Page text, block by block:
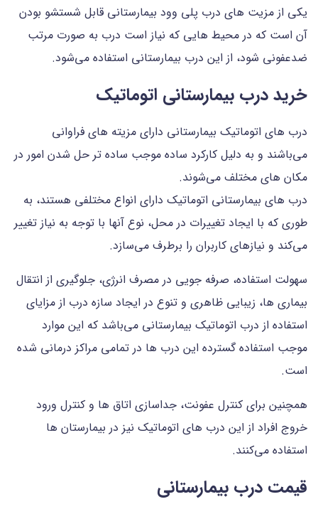
یکی از مزیت های درب پلی وود بیمارستانی قابل شستشو بودن
آن است که در محیط هایی که نیاز است درب به صورت مرتب
ضدعفونی شود، از این درب بیمارستانی استفاده می‌شود.
خرید درب بیمارستانی اتوماتیک
درب های اتوماتیک بیمارستانی دارای مزیته های فراوانی
می‌باشند و به دلیل کارکرد ساده موجب ساده تر حل شدن امور در
مکان های مختلف می‌شوند.
درب های بیمارستانی اتوماتیک دارای انواع مختلفی هستند، به
طوری که با ایجاد تغییرات در محل، نوع آنها با توجه به نیاز تغییر
می‌کند و نیازهای کاربران را برطرف می‌سازد.
سهولت استفاده، صرفه جویی در مصرف انرژی، جلوگیری از انتقال
بیماری ها، زیبایی ظاهری و تنوع در ایجاد سازه درب از مزایای
استفاده از درب اتوماتیک بیمارستانی می‌باشد که این موارد
موجب استفاده گسترده این درب ها در تمامی مراکز درمانی شده
است.
همچنین برای کنترل عفونت، جداسازی اتاق ها و کنترل ورود
خروج افراد از این درب های اتوماتیک نیز در بیمارستان ها
استفاده می‌کنند.
قیمت درب بیمارستانی